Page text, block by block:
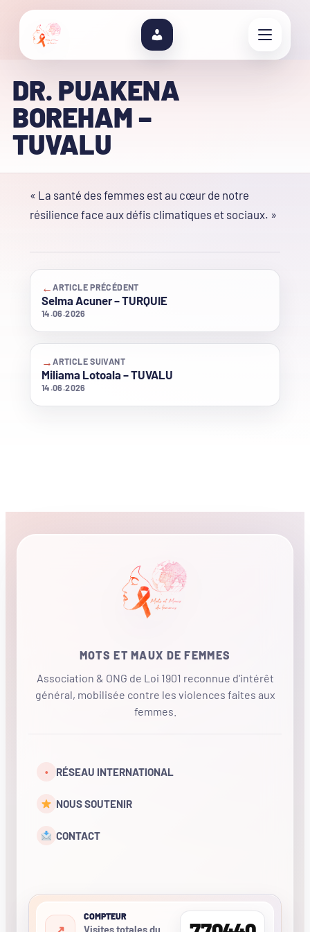
DR. PUAKENA
BOREHAM –
TUVALU
« La santé des femmes est au cœur de notre
résilience face aux défis climatiques et sociaux. »
←ARTICLE PRÉCÉDENT
Selma Acuner – TURQUIE
14.06.2026
→ARTICLE SUIVANT
Miliama Lotoala – TUVALU
14.06.2026
MOTS ET MAUX DE FEMMES
Association & ONG de Loi 1901 reconnue d'intérêt
général, mobilisée contre les violences faites aux
femmes.
• RÉSEAU INTERNATIONAL
NOUS SOUTENIR
CONTACT
COMPTEUR
Visites totales du